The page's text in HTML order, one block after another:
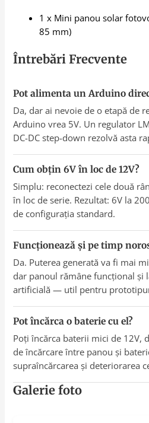
1 x Mini panou solar
85 mm)
Întrebări Frecvente
Pot alimenta un Arduino
Da, dar ai nevoie de o etapă de
Arduino vrea 5V. Un regulator
DC-DC step-down rezolvă asta
Cum obțin 6V în loc de 12V?
Simplu: reconectezi cele două
în loc de serie. Rezultat: 6V la
de configurația standard.
Funcționează și pe timp
Da. Puterea generată va fi mai
dar panoul rămâne funcțional și
artificială — util pentru
Pot încărca o baterie cu el?
Poți încărca baterii mici de 12V,
de încărcare între panou și
supraîncărcarea și deteriorarea
Galerie foto